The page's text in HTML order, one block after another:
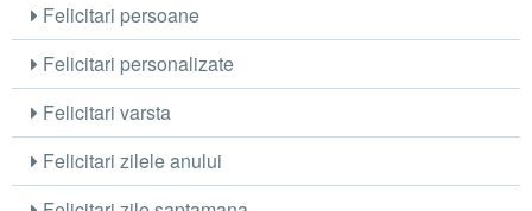
Felicitari persoane
Felicitari personalizate
Felicitari varsta
Felicitari zilele anului